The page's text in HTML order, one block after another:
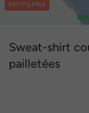
PETITS PRIX
1
Sweat-shirt
pailletées